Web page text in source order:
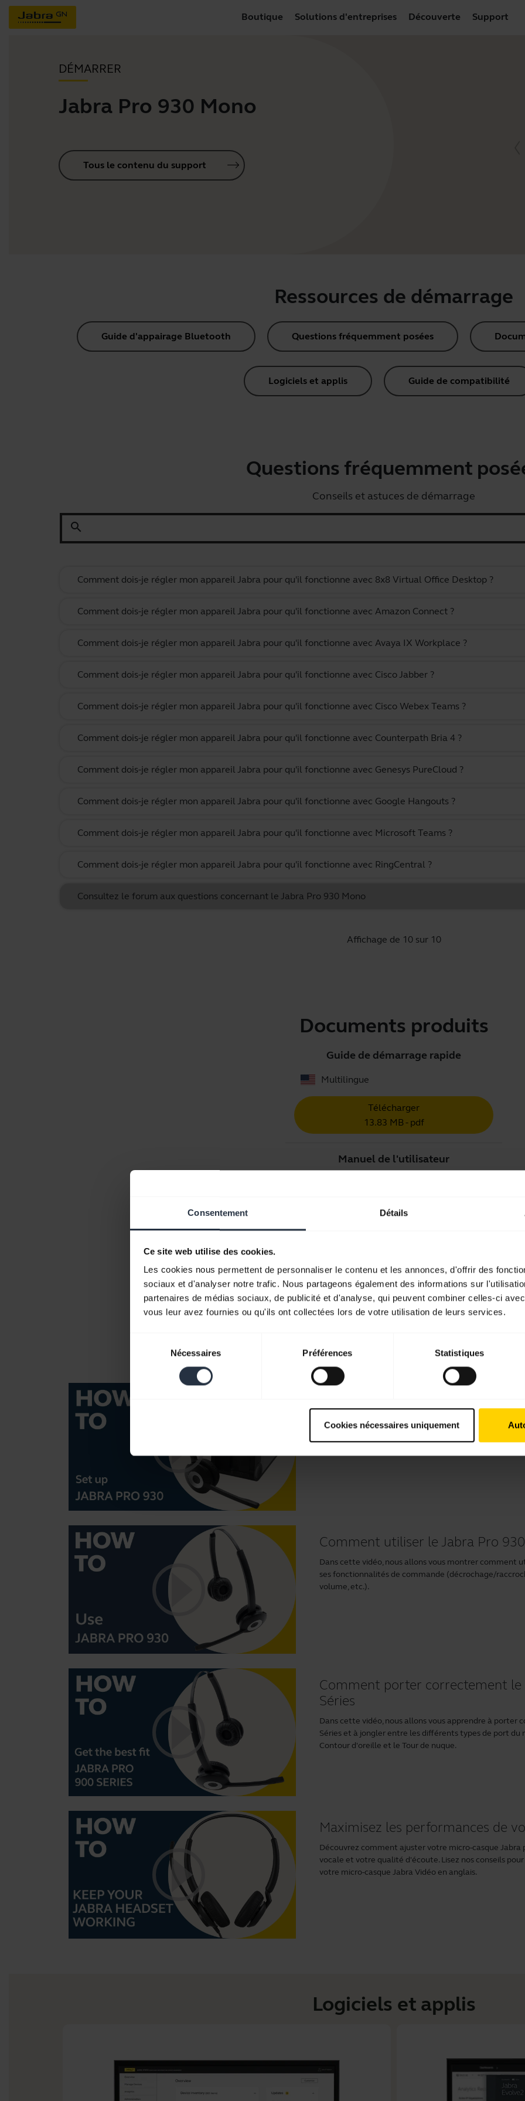
Consentement Détails
Ce site web utilise des cookies.
Les cookies nous permettent de personnaliser le contenu et les annonces, d'offrir des
sociaux et d'analyser notre trafic. Nous partageons également des informations sur
partenaires de médias sociaux, de publicité et d'analyse, qui peuvent combiner celles-ci
vous leur avez fournies ou qu'ils ont collectées lors de votre utilisation de leurs services.
consentement
Nécessaires Préférences Statistiques
Cookies nécessaires uniquement
Boutique Solutions d'entreprises Découverte Support
DÉMARRER
Jabra Pro 930 Mono
Tous le contenu du support
Ressources de démarrage
Guide d'appairage Bluetooth Questions fréquemment posées
Logiciels et applis Guide de compatibilité
Questions fréquemment
Conseils et astuces de démarrage
search
Comment dois-je régler mon appareil Jabra pour qu'il fonctionne avec 8x8 Virtual Office Desktop ?
Comment dois-je régler mon appareil Jabra pour qu'il fonctionne avec Amazon Connect ?
Comment dois-je régler mon appareil Jabra pour qu'il fonctionne avec Avaya IX Workplace ?
Comment dois-je régler mon appareil Jabra pour qu'il fonctionne avec Cisco Jabber ?
Comment dois-je régler mon appareil Jabra pour qu'il fonctionne avec Cisco Webex Teams ?
Comment dois-je régler mon appareil Jabra pour qu'il fonctionne avec Counterpath Bria 4 ?
Comment dois-je régler mon appareil Jabra pour qu'il fonctionne avec Genesys PureCloud ?
Comment dois-je régler mon appareil Jabra pour qu'il fonctionne avec Google Hangouts ?
Comment dois-je régler mon appareil Jabra pour qu'il fonctionne avec Microsoft Teams ?
Comment dois-je régler mon appareil Jabra pour qu'il fonctionne avec RingCentral ?
Consultez le forum aux questions concernant le Jabra Pro 930 Mono
Affichage de 10 sur 10
Documents produits
Guide de démarrage rapide
Multilingue
Télécharger
13.83 MB - pdf
Manuel de l'utilisateur
Télécharger
Retrouvez tous les documents du produit
Dans cette vidéo, nous allons vous montrer comment
Comment utiliser le Jabra Pro 930
Dans cette vidéo, nous allons vous montrer comment
ses fonctionnalités de commande (décrochage/
volume, etc.).
Comment porter correctement le
Séries
Dans cette vidéo, nous allons vous apprendre à porter
Séries et à jongler entre les différents types de port
Contour d'oreille et le Tour de nuque.
Maximisez les performances de
Découvrez comment ajuster votre micro-casque
vocale et votre qualité d'écoute. Lisez nos conseils
votre micro-casque Jabra Vidéo en anglais.
Logiciels et applis